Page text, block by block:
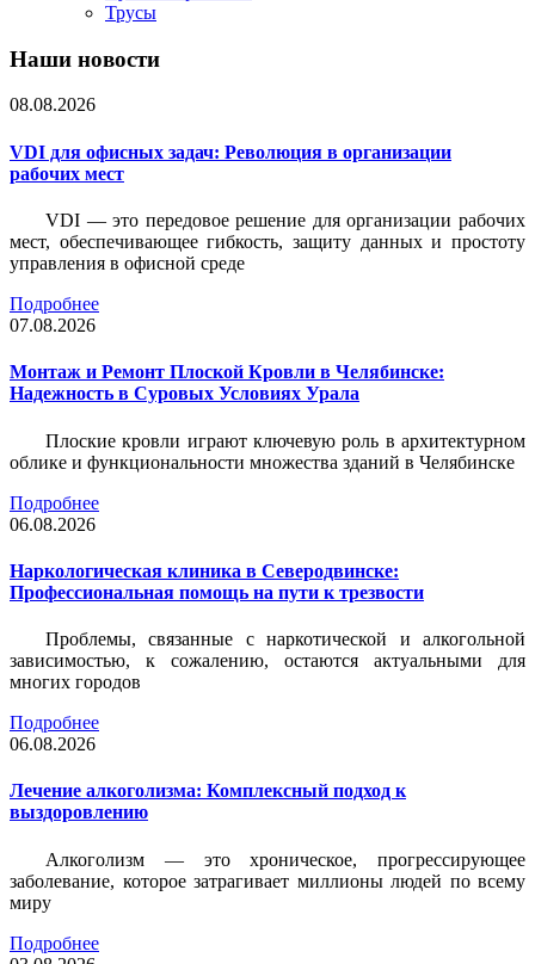
Трусы
Наши новости
08.08.2026
VDI для офисных задач: Революция в организации
рабочих мест
VDI — это передовое решение для организации рабочих
мест, обеспечивающее гибкость, защиту данных и простоту
управления в офисной среде
Подробнее
07.08.2026
Монтаж и Ремонт Плоской Кровли в Челябинске:
Надежность в Суровых Условиях Урала
Плоские кровли играют ключевую роль в архитектурном
облике и функциональности множества зданий в Челябинске
Подробнее
06.08.2026
Наркологическая клиника в Северодвинске:
Профессиональная помощь на пути к трезвости
Проблемы, связанные с наркотической и алкогольной
зависимостью, к сожалению, остаются актуальными для
многих городов
Подробнее
06.08.2026
Лечение алкоголизма: Комплексный подход к
выздоровлению
Алкоголизм — это хроническое, прогрессирующее
заболевание, которое затрагивает миллионы людей по всему
миру
Подробнее